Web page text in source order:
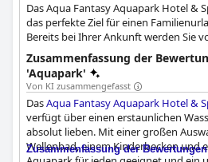
Das Aqua Fantasy Aquapark Hotel &
das perfekte Ziel für einen
Bereits bei Ihrer Ankunft werden Sie
Angebot an Wasserattraktionen
Gangrutschen, 2 offenen
Röhrenrutschen und verschiedenen
ist für jeden etwas dabei. Der
ist ein absolutes Muss, denn er bietet
der Türkei mit einem 'Piratenschiff'
interaktivem Spielzeug, einem 'U-
Rutschenkomplex, einer
Zusammenfassung der
'Aquapark'
Von KI zusammengefasst
DasAqua Fantasy Aquapark Hotel &
verfügt über einen erstaunlichen
absolut lieben. Mit einer großen
Wellenbad, einem Kinderbecken und
Zusammenfassung der